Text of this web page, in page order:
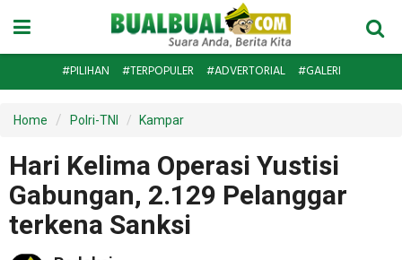
#PILIHAN #TERPOPULER #ADVERTORIAL #GALERI
Home Polri-TNI Kampar
Hari Kelima Operasi Yustisi
Gabungan, 2.129 Pelanggar
terkena Sanksi